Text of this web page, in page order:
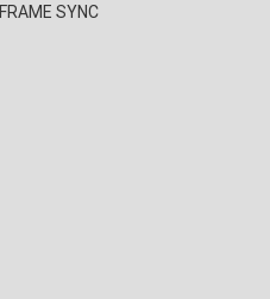
IFRAME SYNC